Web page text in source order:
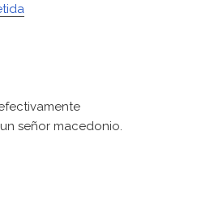
señor macedonio.